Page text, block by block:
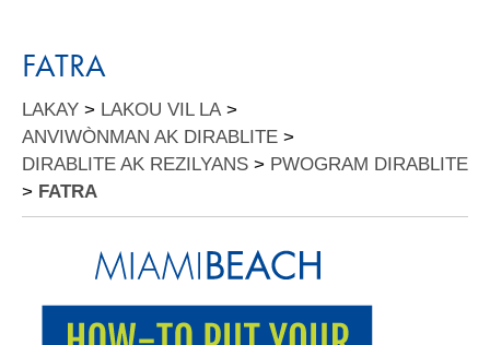
FATRA
LAKAY > LAKOU VIL LA >
ANVIWÒNMAN AK DIRABLITE >
DIRABLITE AK REZILYANS > PWOGRAM DIRABLITE
> FATRA